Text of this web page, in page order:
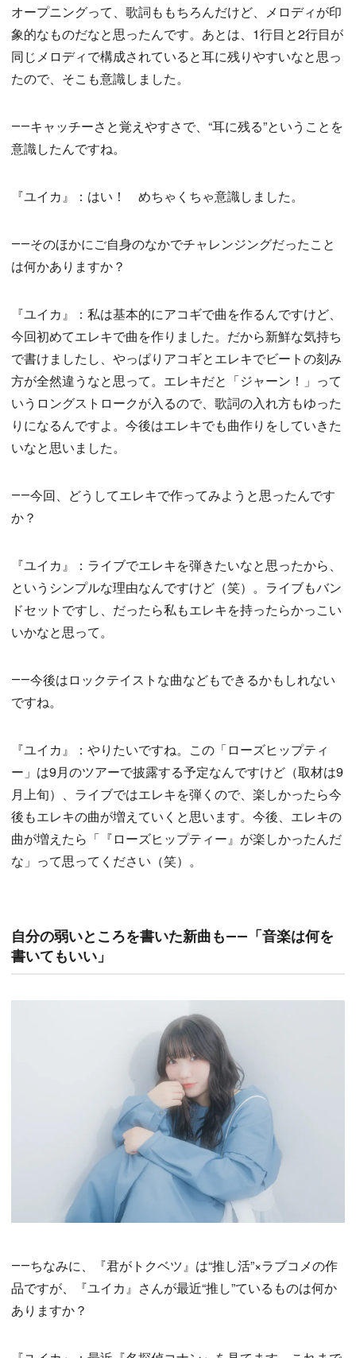
オープニングって、歌詞ももちろんだけど、メロディが印
象的なものだなと思ったんです。あとは、1行目と2行目が
同じメロディで構成されていると耳に残りやすいなと思っ
たので、そこも意識しました。
――キャッチーさと覚えやすさで、“耳に残る”ということを
意識したんですね。
『ユイカ』：はい！ めちゃくちゃ意識しました。
――そのほかにご自身のなかでチャレンジングだったこと
は何かありますか？
『ユイカ』：私は基本的にアコギで曲を作るんですけど、
今回初めてエレキで曲を作りました。だから新鮮な気持ち
で書けましたし、やっぱりアコギとエレキでビートの刻み
方が全然違うなと思って。エレキだと「ジャーン！」って
いうロングストロークが入るので、歌詞の入れ方もゆった
りになるんですよ。今後はエレキでも曲作りをしていきた
いなと思いました。
――今回、どうしてエレキで作ってみようと思ったんです
か？
『ユイカ』：ライブでエレキを弾きたいなと思ったから、
というシンプルな理由なんですけど（笑）。ライブもバン
ドセットですし、だったら私もエレキを持ったらかっこい
いかなと思って。
――今後はロックテイストな曲などもできるかもしれない
ですね。
『ユイカ』：やりたいですね。この「ローズヒップティ
ー」は9月のツアーで披露する予定なんですけど（取材は9
月上旬）、ライブではエレキを弾くので、楽しかったら今
後もエレキの曲が増えていくと思います。今後、エレキの
曲が増えたら「『ローズヒップティー』が楽しかったんだ
な」って思ってください（笑）。
自分の弱いところを書いた新曲も――「音楽は何を
書いてもいい」
――ちなみに、『君がトクベツ』は“推し活”×ラブコメの作
品ですが、『ユイカ』さんが最近“推し”ているものは何か
ありますか？